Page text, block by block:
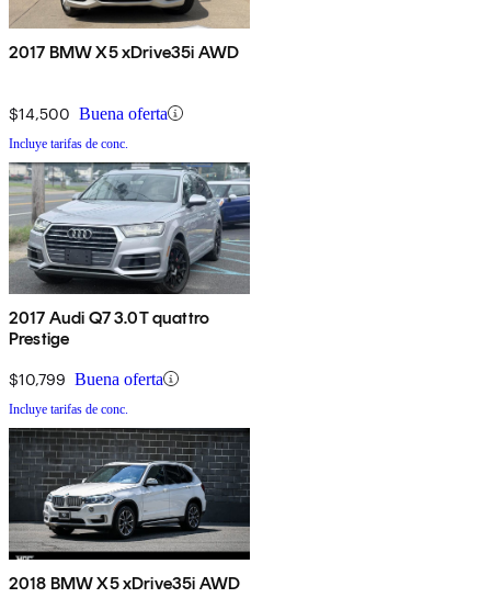
2017 BMW X5 xDrive35i AWD
$14,500 Buena oferta
Incluye tarifas de conc.
2017 Audi Q7 3.0T quattro
Prestige
$10,799 Buena oferta
Incluye tarifas de conc.
2018 BMW X5 xDrive35i AWD